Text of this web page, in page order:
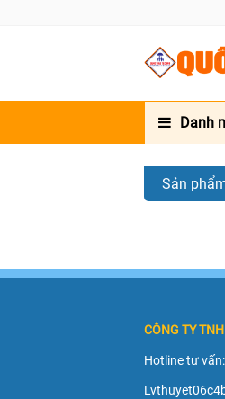
Danh
Sản
CÔNG TY
Hotline tư